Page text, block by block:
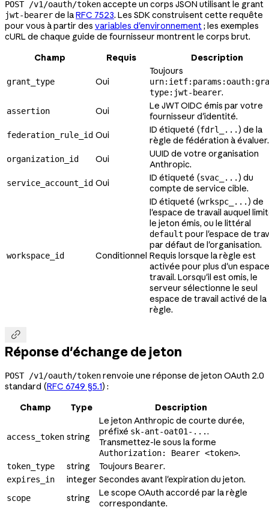
POST /v1/oauth/tokenaccepte un corps JSON utilisant le grant
jwt-bearerde laRFC 7523. Les SDK construisent cette requête
pour vous à partir des variables d'environnement; les exemples
cURL de chaque guide de fournisseur montrent le corps brut.
Champ
Requis Description
grant_type Oui
Toujours
type:jwt-bearer.
assertion Oui
Le JWT OIDC émis par votre
fournisseur d'identité.
federation_rule_id Oui ID étiqueté (fdrl_...) de la
règle de fédération à évaluer.
organization_id Oui
UUID de votre organisation
Anthropic.
service_account_id Oui ID étiqueté (svac_...) du
compte de service cible.
workspace_id Conditionnel
ID étiqueté (wrkspc_...) de
l'espace de travail auquel
le jeton émis, ou le littéral
default pour l'espace de
par défaut de l'organisation.
Requis lorsque la règle est
activée pour plus d'un
travail. Lorsqu'il est omis, le
serveur sélectionne le seul
espace de travail activé de la
règle.

Réponse d'échange de jeton
POST /v1/oauth/tokenrenvoie une réponse de jeton OAuth 2.0
standard (RFC 6749 §5.1) :
Champ
Type Description
access_token string
Le jeton Anthropic de courte durée,
préfixé sk-ant-oat01-....
Transmettez-le sous la forme
Authorization: Bearer <token>.
token_type string Toujours Bearer.
expires_in integer Secondes avant l'expiration du jeton.
scope string
Le scope OAuth accordé par la règle
correspondante.